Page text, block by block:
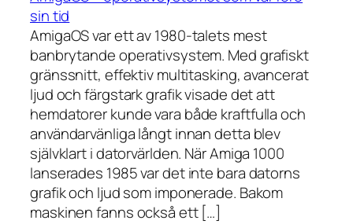
sin tid
AmigaOS var ett av 1980-talets mest
banbrytande operativsystem. Med grafiskt
gränssnitt, effektiv multitasking, avancerat
ljud och färgstark grafik visade det att
hemdatorer kunde vara både kraftfulla och
användarvänliga långt innan detta blev
självklart i datorvärlden. När Amiga 1000
lanserades 1985 var det inte bara datorns
grafik och ljud som imponerade. Bakom
maskinen fanns också ett […]